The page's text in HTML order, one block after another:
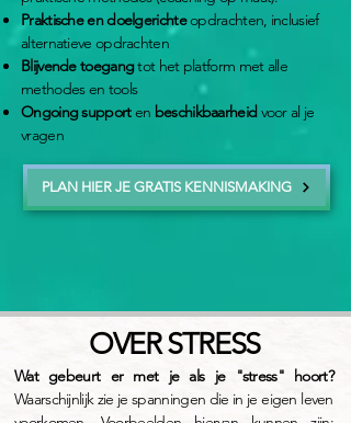
Praktische en doelgerichteopdrachten, inclusief
alternatieve opdrachten
Blijvende toegangtot het platform met alle
methodes en tools
Ongoing supporten beschikbaarheid voor al je
vragen​​
PLAN HIER JE GRATIS KENNISMAKING
OVER STRESS
Wat gebeurt er met je als je "stress" hoort?
Waarschijnlijk zie je spanningen die in je eigen leven